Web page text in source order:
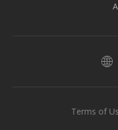
Terms of